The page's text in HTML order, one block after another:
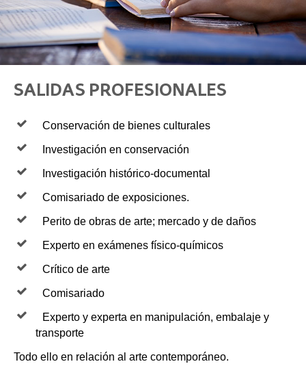
SALIDAS PROFESIONALES
Conservación de bienes culturales
Investigación en conservación
Investigación histórico-documental
Comisariado de exposiciones.
Perito de obras de arte; mercado y de daños
Experto en exámenes físico-químicos
Crítico de arte
Comisariado
Experto y experta en manipulación, embalaje y
transporte
Todo ello en relación al arte contemporáneo.